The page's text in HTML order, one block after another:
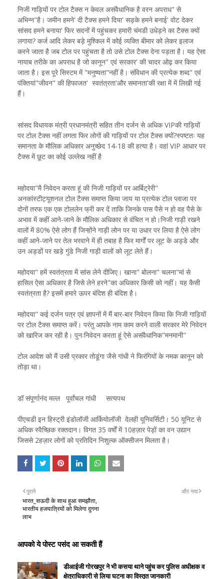
निजी गाड़ियों पर टोल टैक्स न केवल असंवैधानिक है वरन अपराध" से
अभिन्न"है। जमीन हमने' दी टैक्स हमने दिया' सड़के हमने बनाई' वोट देकर
सांसद हमने बनाया' फिर सदनों में पहुंचकर हमारी चंमडी उधेड़ने का टैक्स क्यों
लगाया? कर्ज आदि लेकर बड़े मुश्किल में कोई व्यक्ति बीमार को लेकर इलाज
करने जाता है जब टोल पर पहुंचता है तो उसे टोल टैक्स देना पड़ता है। यह ऐसा
नायाब तरीके का अपराध है जो कानून" एवं सरकार' की चादर ओढ़ कर किया
जाता है। इस पूरे सिस्टम में "मनुष्यता"नहीं है। संविधान की प्रत्येक शब्द" एवं
पंक्तियां"जीवन" की हिफाजत' स्वतंत्रता'और समानता'की रक्षा में में लिखी गई
हैं।
सांसद विधायक मंत्री प्रधानमंत्री सहित तीन दर्जन से अधिक VIPकी गाड़ियों
पर टोल टैक्स नहीं लगता फिर लोगों की गाड़ियों पर टोल टैक्स क्यों?स्पष्टतः यह
समानता के मौलिक अधिकार अनुच्छेद 14-18 की हत्या है। वहां VIP आधार पर
टैक्स में छूट का कोई उल्लेख नहीं है
महोदया"मै निवेदन करता हूं की निजी गाड़ियों पर आर्बिट्रेरी"
अनकांस्टीट्यूशनल टोल टैक्स समाप्त किया जाय या प्रत्येक टोल प्लाजा पर
दोनों तरफ एक एक टोललेन फ्री कर दें ताकि जिनके पास पैसे न हो वह पैसे के
अभाव में कहीं आने-जाने के मौलिक अधिकार से वंचित न हो।निजी गाड़ी रखने
वालों में 80% ऐसे लोग हैं जिन्होंने गाड़ी लोन पर या उधार पर लिया है ऐसे लोग
कहीं आने-जाने पर तेल भरवाने में ही तबाह है फिर मार्गों पर लूट के अड्डे और
उन अड्डों पर खड़े गुंडे निजी गाड़ी वालों को लूट लेते हैं।
महोदया" हमें स्वतंत्रता में सांस लेने दीजिए। खाना" बोलना" चलना"मां से
हासिल ऐसा अधिकार है जिसे लेने हरने"का अधिकार किसी को नहीं। यह कैसी
स्वतंत्रता है? इसमें हमारे ऊपर बंदिश ही बंदिश है।
महोदया" कई दर्जन पत्र एवं ज्ञापनों में मैं बार-बार निवेदन किया कि निजी गाड़ियों
पर टोल टैक्स समाप्त करें। परंतु आपके नाम काम करने वाली सरकार मेरे निवेदन
को खारिज कर रही है। पुनःनिवेदन करता हूं ऐसे असंवैधानिक"मनमानी"
टोल आदेश को मैं उसी प्रकार तोडूंगा जैसे गांधी ने फिरंगियों के नमक कानून को
तोड़ा था।
डॉ संपूर्णानंद मल्ल पूर्वांचल गांधी सत्यपथ
पीएचडी इन हिस्ट्री इंडोलॉजी आर्कियोलॉजी देलही यूनिवर्सिटी। 50 यूनिट से
अधिक स्वैच्छिक रक्तदान। विगत 35 वर्षों में 10हज़ार पेड़ों का वन उद्यान
जिससे 2हज़ार लोगों को प्रतिदिन निशुल्क ऑक्सीजन मिलता है।
और नया
पुराने
भारत_सऊदी के साथ हुआ समझौता,
भारतीय हजयात्रियों को मिलेगा दुगना
लाभ
आपको ये पोस्ट पसंद आ सकती हैं
डीआईजी गोरखपुर ने भी कसया थाने पहुंच कर पुलिस अधीक्षक व
क्षेत्राधिकारी से लिया घटना का विस्तृत जानकारी